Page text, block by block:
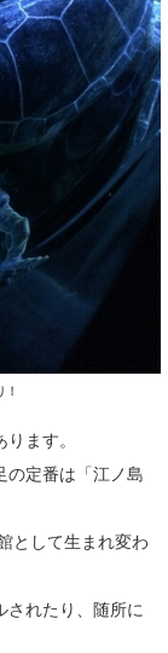
ます。
の定番は「江ノ島
として生まれ変わ
されたり、随所に